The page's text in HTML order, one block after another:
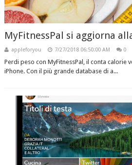
MyFitnessPal si aggiorna
appleforyou 7/27/2018 06:50:00 AM 0
Perdi peso con MyFitnessPal, il conta calorie
iPhone. Con il più grande database di a...